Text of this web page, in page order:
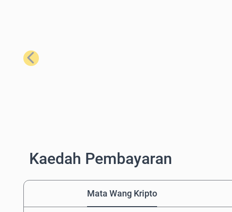
Sebelumnya
Kaedah Pembayaran
Mata Wang Kripto